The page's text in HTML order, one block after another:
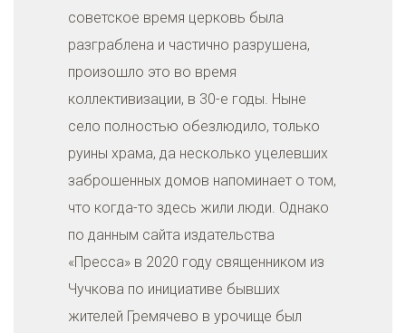
советское время церковь была
разграблена и частично разрушена,
произошло это во время
коллективизации, в 30-е годы. Ныне
село полностью обезлюдило, только
руины храма, да несколько уцелевших
заброшенных домов напоминает о том,
что когда-то здесь жили люди. Однако
по данным сайта издательства
«Пресса» в 2020 году священником из
Чучкова по инициативе бывших
жителей Гремячево в урочище был